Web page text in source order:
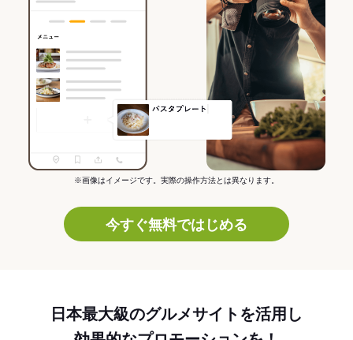
※画像はイメージです。実際の操作方法とは異なります。
今すぐ無料ではじめる
日本最大級のグルメサイトを活用し